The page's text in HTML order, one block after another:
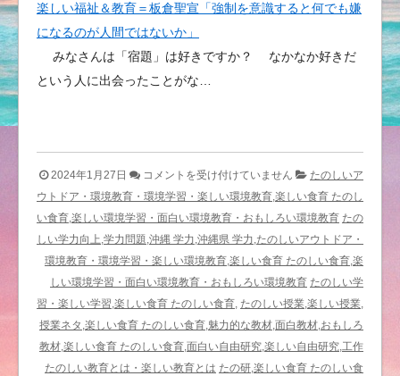
楽しい福祉＆教育＝板倉聖宣「強制を意識すると何でも嫌
になるのが人間ではないか」
みなさんは「宿題」は好きですか？ なかなか好きだ
という人に出会ったことがな…
2024年1月27日
ユ
ウ
ナ
（オ
オ
ハ
マ
ボ
ウ）
の
コメントを受け付けていません
たのしいア
ウトドア・環境教育・環境学習・楽しい環境教育,楽しい食育 たのし
い食育,楽しい環境学習・面白い環境教育・おもしろい環境教育 たの
しい学力向上,学力問題,沖縄 学力,沖縄県 学力,たのしいアウトドア・
環境教育・環境学習・楽しい環境教育,楽しい食育 たのしい食育,楽
しい環境学習・面白い環境教育・おもしろい環境教育 たのしい学
習・楽しい学習,楽しい食育 たのしい食育, たのしい授業,楽しい授業,
授業ネタ,楽しい食育 たのしい食育,魅力的な教材,面白教材,おもしろ
教材,楽しい食育 たのしい食育,面白い自由研究,楽しい自由研究,工作
たのしい教育とは・楽しい教育とは たの研,楽しい食育 たのしい食